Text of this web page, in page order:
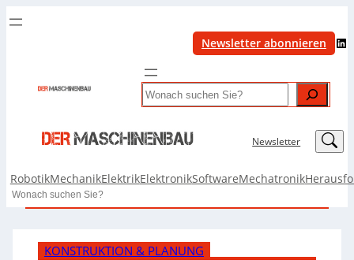
Newsletter abonnieren LinkedIn
Search
Newsletter LinkedIn
RobotikMechanikElektrikElektronikSoftwareMechatronik
Search
KONSTRUKTION & PLANUNG